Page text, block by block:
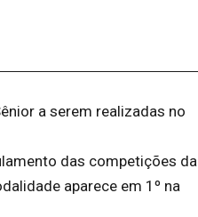
a serem realizadas no
das competições da
aparece em 1º na